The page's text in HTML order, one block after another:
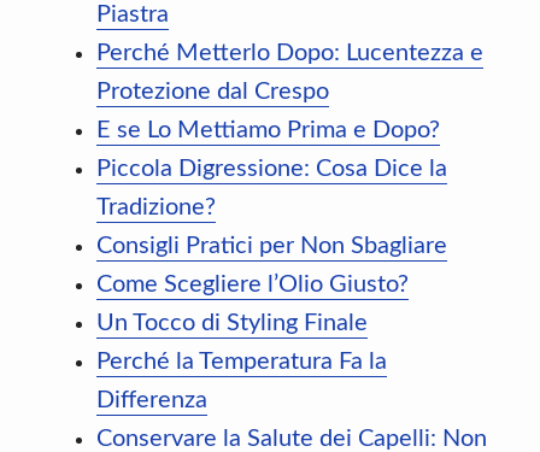
Piastra
Perché Metterlo Dopo: Lucentezza e
Protezione dal Crespo
E se Lo Mettiamo Prima e Dopo?
Piccola Digressione: Cosa Dice la
Tradizione?
Consigli Pratici per Non Sbagliare
Come Scegliere l’Olio Giusto?
Un Tocco di Styling Finale
Perché la Temperatura Fa la
Differenza
Conservare la Salute dei Capelli: Non